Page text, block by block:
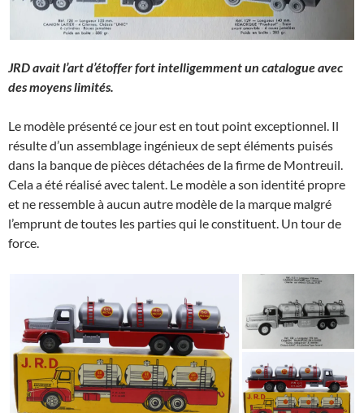
JRD avait l’art d’étoffer fort intelligemment un catalogue avec
des moyens limités.
Le modèle présenté ce jour est en tout point exceptionnel. Il
résulte d’un assemblage ingénieux de sept éléments puisés
dans la banque de pièces détachées de la firme de Montreuil.
Cela a été réalisé avec talent. Le modèle a son identité propre
et ne ressemble à aucun autre modèle de la marque malgré
l’emprunt de toutes les parties qui le constituent. Un tour de
force.